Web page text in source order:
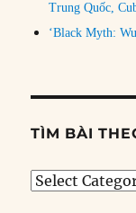
Trung Quốc,
‘Black Myth:
TÌM BÀI
Tìm